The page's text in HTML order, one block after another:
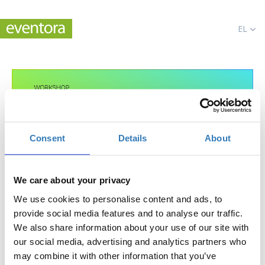
Consent Details About
We care about your privacy
We use cookies to personalise content and ads, to
provide social media features and to analyse our traffic.
We also share information about your use of our site with
our social media, advertising and analytics partners who
may combine it with other information that you’ve
EL
function() x Shopify Workshop
Πότε;
Σάββατο, 6 Ιουνίου 2026 1:30 μμ
Προσθήκη στο ημερολόγιό σας